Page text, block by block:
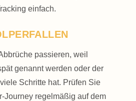
einfach.
passieren, weil
genannt werden oder der
Schritte hat. Prüfen Sie
Journey regelmäßig auf dem